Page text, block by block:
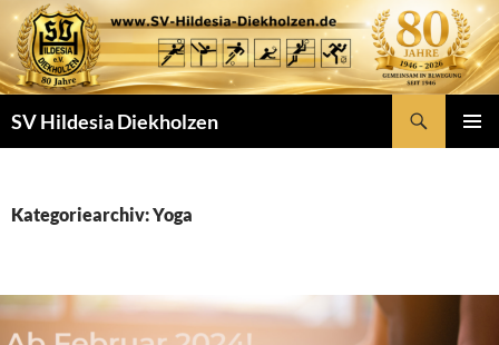
Zum
Inhalt
springen
SV Hildesia Diekholzen
Kategoriearchiv: Yoga